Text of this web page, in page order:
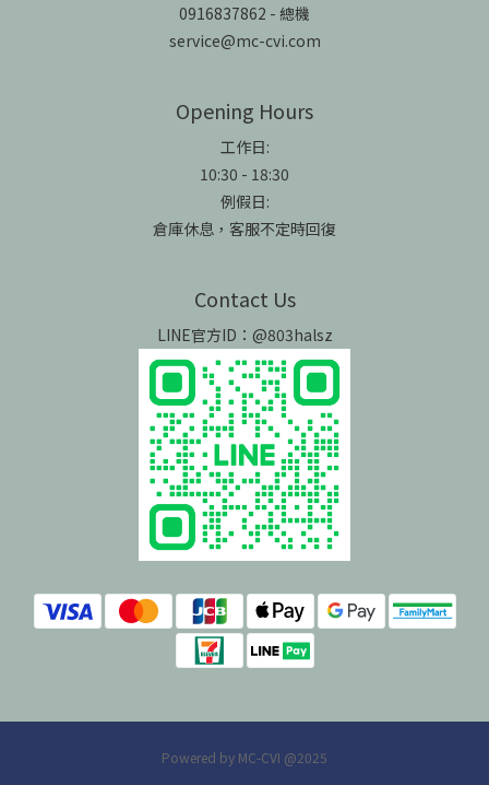
0916837862 - 總機
service@mc-cvi.com
Opening Hours
工作日:
10:30 - 18:30
例假日:
倉庫休息，客服不定時回復
Contact Us
LINE官方ID：@803halsz
Powered by MC-CVI @2025